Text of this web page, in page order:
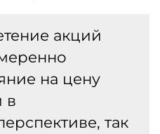
акций
на цену
в
так